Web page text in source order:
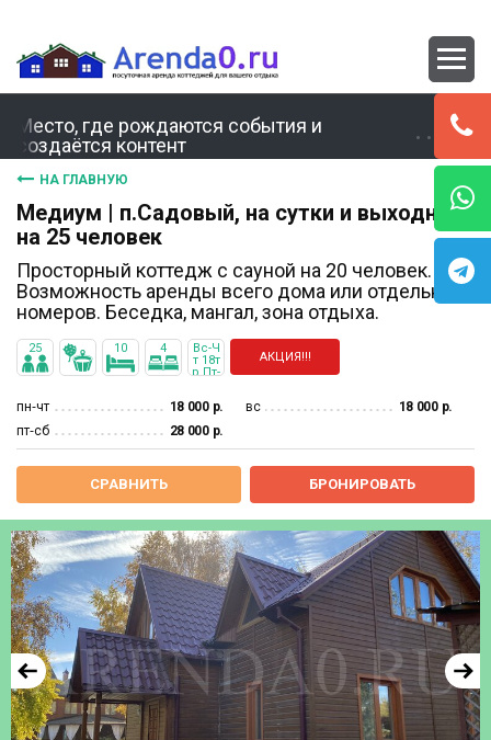
Место, где рождаются события и
создаётся контент
НА ГЛАВНУЮ
Медиум | п.Садовый, на сутки и выходные
на 25 человек
Просторный коттедж с сауной на 20 человек.
Возможность аренды всего дома или отдельных
номеров. Беседка, мангал, зона отдыха.
25 10 4
Вс-Ч
т 18т
р Пт-
АКЦИЯ!!!
пн‐чт
18 000 р.
пт‐сб
28 000 р.
вс 18 000 р.
СРАВНИТЬ БРОНИРОВАТЬ